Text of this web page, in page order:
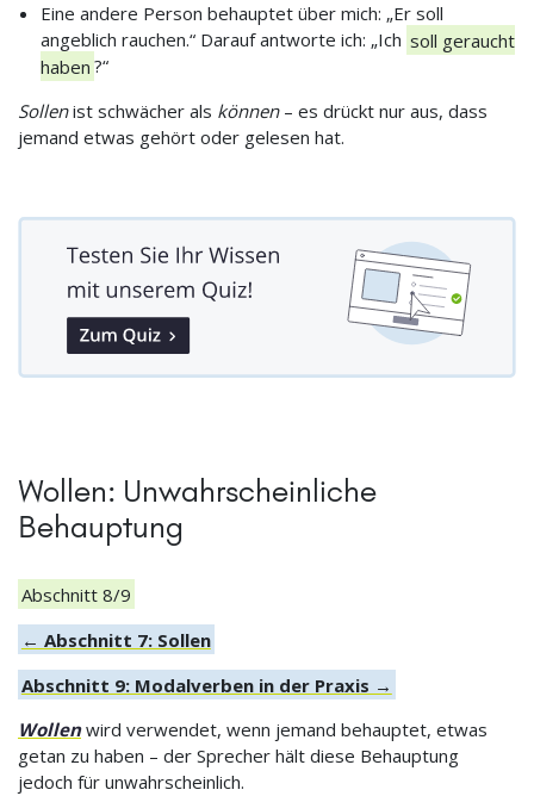
Eine andere Person behauptet über mich: „Er soll
angeblich rauchen.“ Darauf antworte ich: „Ich soll geraucht
haben ?“
Sollenist schwächer als können– es drückt nur aus, dass
jemand etwas gehört oder gelesen hat.
Wollen: Unwahrscheinliche
Behauptung
Abschnitt 8/9
← Abschnitt 7: Sollen
Abschnitt 9: Modalverben in der Praxis →
Wollenwird verwendet, wenn jemand behauptet, etwas
getan zu haben – der Sprecher hält diese Behauptung
jedoch für unwahrscheinlich.